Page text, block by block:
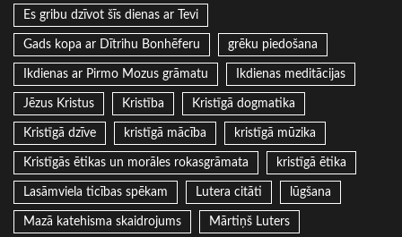
Es gribu dzīvot šīs dienas ar Tevi
Gads kopa ar Dītrihu Bonhēferu grēku piedošana
Ikdienas ar Pirmo Mozus grāmatu Ikdienas meditācijas
Jēzus Kristus Kristība Kristīgā dogmatika
Kristīgā dzīve kristīgā mācība kristīgā mūzika
Kristīgās ētikas un morāles rokasgrāmata kristīgā ētika
Lasāmviela ticības spēkam Lutera citāti lūgšana
Mazā katehisma skaidrojums Mārtiņš Luters